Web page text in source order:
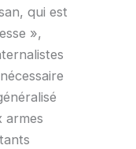
qui est
»,
armes